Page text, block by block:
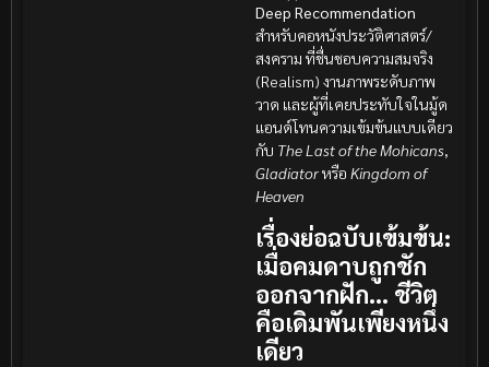
Deep Recommendation
สำหรับคอหนังประวัติศาสตร์/
สงคราม ที่ชื่นชอบความสมจริง
(Realism) งานภาพระดับภาพ
วาด และผู้ที่เคยประทับใจในมู้ด
แอนด์โทนความเข้มข้นแบบเดียว
กับ The Last of the Mohicans
Gladiatorหรือ Kingdom of
Heaven
เรื่องย่อฉบับเข้มข้น:
เมื่อคมดาบถูกชัก
ออกจากฝัก… ชีวิต
คือเดิมพันเพียงหนึ่ง
เดียว